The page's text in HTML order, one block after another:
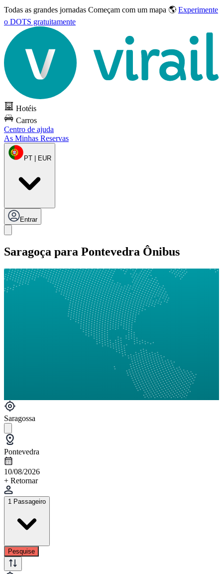
Todas as grandes jornadas Começam com um mapa 🌎 Experimente
o DOTS gratuitamente
Hotéis
Carros
Centro de ajuda
As Minhas Reservas
PT | EUR
Entrar
Saragoça para Pontevedra Ônibus
Saragossa
Pontevedra
10/08/2026
+ Retornar
1 Passageiro
Pesquise